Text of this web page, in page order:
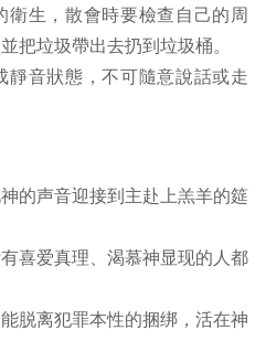
衛生，散會時要檢查自己的周
把垃圾帶出去扔到垃圾桶。
靜音狀態，不可隨意說話或走
的声音迎接到主赴上羔羊的筵
喜爱真理、渴慕神显现的人都
脱离犯罪本性的捆绑，活在神